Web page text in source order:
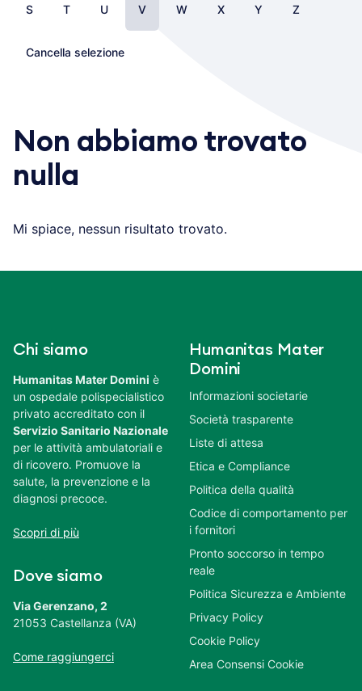
S T U V W X Y Z
Cancella selezione
Non abbiamo trovato
nulla
Mi spiace, nessun risultato trovato.
Chi siamo
Humanitas Mater Domini è
un ospedale polispecialistico
privato accreditato con il
Servizio Sanitario Nazionale
per le attività ambulatoriali e
di ricovero. Promuove la
salute, la prevenzione e la
diagnosi precoce.
Scopri di più
Dove siamo
Via Gerenzano, 2
21053 Castellanza (VA)
Come raggiungerci
Humanitas Mater
Domini
Informazioni societarie
Società trasparente
Liste di attesa
Etica e Compliance
Politica della qualità
Codice di comportamento per
i fornitori
Pronto soccorso in tempo
reale
Politica Sicurezza e Ambiente
Privacy Policy
Cookie Policy
Area Consensi Cookie